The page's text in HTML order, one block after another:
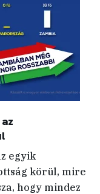
egyik
körül, mire
hogy mindez